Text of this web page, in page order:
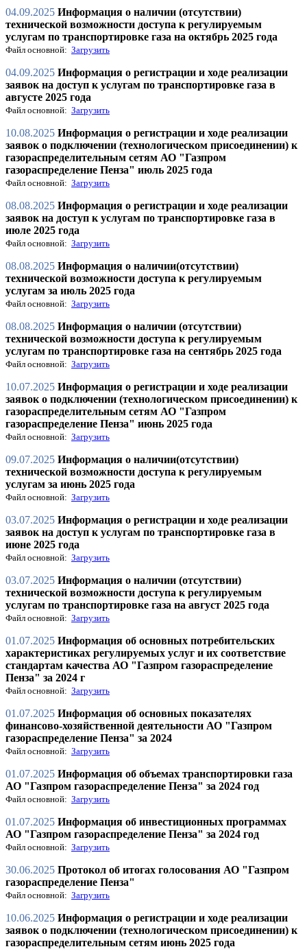
04.09.2025 Информация о наличии (отсутствии)
технической возможности доступа к регулируемым
услугам по транспортировке газа на октябрь 2025 года
Файл основной: Загрузить
04.09.2025 Информация о регистрации и ходе реализации
заявок на доступ к услугам по транспортировке газа в
августе 2025 года
Файл основной: Загрузить
10.08.2025 Информация о регистрации и ходе реализации
заявок о подключении (технологическом присоединении) к
газораспределительным сетям АО "Газпром
газораспределение Пенза" июль 2025 года
Файл основной: Загрузить
08.08.2025 Информация о регистрации и ходе реализации
заявок на доступ к услугам по транспортировке газа в
июле 2025 года
Файл основной: Загрузить
08.08.2025 Информация о наличии(отсутствии)
технической возможности доступа к регулируемым
услугам за июль 2025 года
Файл основной: Загрузить
08.08.2025 Информация о наличии (отсутствии)
технической возможности доступа к регулируемым
услугам по транспортировке газа на сентябрь 2025 года
Файл основной: Загрузить
10.07.2025 Информация о регистрации и ходе реализации
заявок о подключении (технологическом присоединении) к
газораспределительным сетям АО "Газпром
газораспределение Пенза" июнь 2025 года
Файл основной: Загрузить
09.07.2025 Информация о наличии(отсутствии)
технической возможности доступа к регулируемым
услугам за июнь 2025 года
Файл основной: Загрузить
03.07.2025 Информация о регистрации и ходе реализации
заявок на доступ к услугам по транспортировке газа в
июне 2025 года
Файл основной: Загрузить
03.07.2025 Информация о наличии (отсутствии)
технической возможности доступа к регулируемым
услугам по транспортировке газа на август 2025 года
Файл основной: Загрузить
01.07.2025 Информация об основных потребительских
характеристиках регулируемых услуг и их соответствие
стандартам качества АО "Газпром газораспределение
Пенза" за 2024 г
Файл основной: Загрузить
01.07.2025 Информация об основных показателях
финансово-хозяйственной деятельности АО "Газпром
газораспределение Пенза" за 2024
Файл основной: Загрузить
01.07.2025 Информация об объемах транспортировки газа
АО "Газпром газораспределение Пенза" за 2024 год
Файл основной: Загрузить
01.07.2025 Информация об инвестиционных программах
АО "Газпром газораспределение Пенза" за 2024 год
Файл основной: Загрузить
30.06.2025 Протокол об итогах голосования АО "Газпром
газораспределение Пенза"
Файл основной: Загрузить
10.06.2025 Информация о регистрации и ходе реализации
заявок о подключении (технологическом присоединении) к
газораспределительным сетям июнь 2025 года